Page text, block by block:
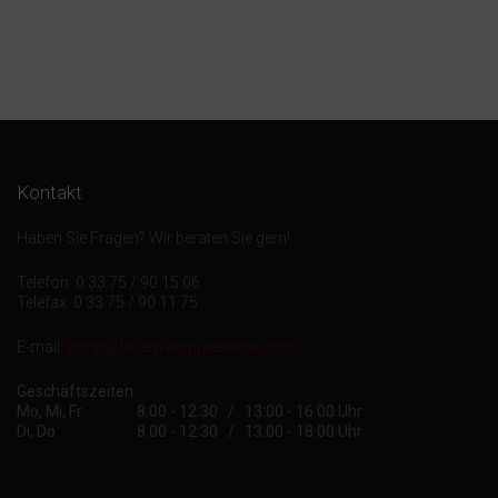
Kontakt
Haben Sie Fragen? Wir beraten Sie gern!
Telefon: 0 33 75 / 90 15 06
Telefax: 0 33 75 / 90 11 75
E-mail: shop@feuerwehrpraesente.com
Geschäftszeiten:
Mo, Mi, Fr
8:00 - 12:30 / 13:00 - 16:00 Uhr
Di, Do
8:00 - 12:30 / 13:00 - 18:00 Uhr